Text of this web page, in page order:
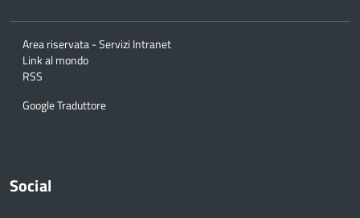
Area riservata - Servizi Intranet
Link al mondo
RSS
Google Traduttore
Social